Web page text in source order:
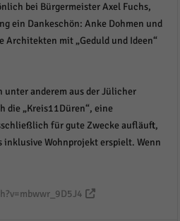
bei Bürgermeister Axel Fuchs,
ein Dankeschön: Anke Dohmen und
Architekten mit „Geduld und Ideen“
anderem aus der Jülicher
die „Kreis11Düren“, eine
für gute Zwecke aufläuft,
Wohnprojekt erspielt. Wenn